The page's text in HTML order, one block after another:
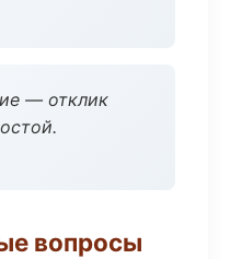
— отклик
вопросы